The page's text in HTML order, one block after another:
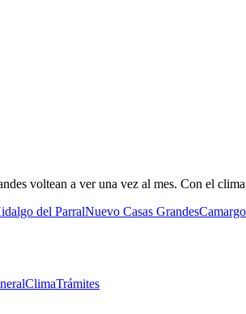
voltean a ver una vez al mes. Con el
del ParralNuevo Casas GrandesCamargo
ClimaTrámites